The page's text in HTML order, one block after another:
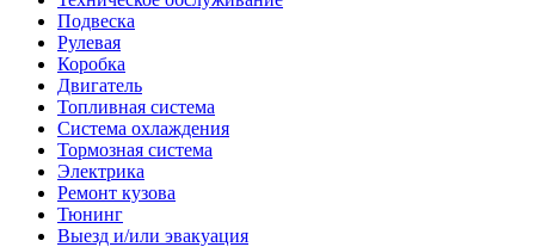
Подвеска
Рулевая
Коробка
Двигатель
Топливная система
Система охлаждения
Тормозная система
Электрика
Ремонт кузова
Тюнинг
Выезд и/или эвакуация